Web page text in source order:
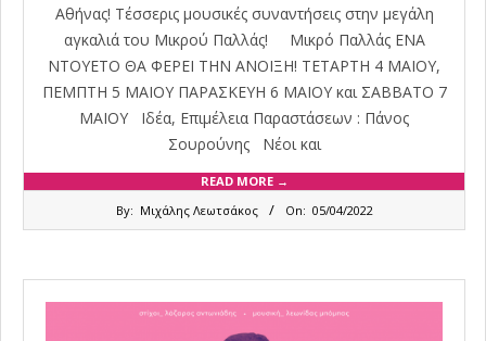
Αθήνας! Τέσσερις μουσικές συναντήσεις στην μεγάλη
αγκαλιά του Μικρού Παλλάς! Μικρό Παλλάς ΕΝΑ
ΝΤΟΥΕΤΟ ΘΑ ΦΕΡΕΙ ΤΗΝ ΑΝΟΙΞΗ! ΤΕΤΑΡΤΗ 4 ΜΑΙΟΥ,
ΠΕΜΠΤΗ 5 ΜΑΙΟΥ ΠΑΡΑΣΚΕΥΗ 6 ΜΑΙΟΥ και ΣΑΒΒΑΤΟ 7
ΜΑΙΟΥ Ιδέα, Επιμέλεια Παραστάσεων : Πάνος
Σουρούνης Νέοι και
READ MORE →
By: Μιχάλης Λεωτσάκος On: 05/04/2022